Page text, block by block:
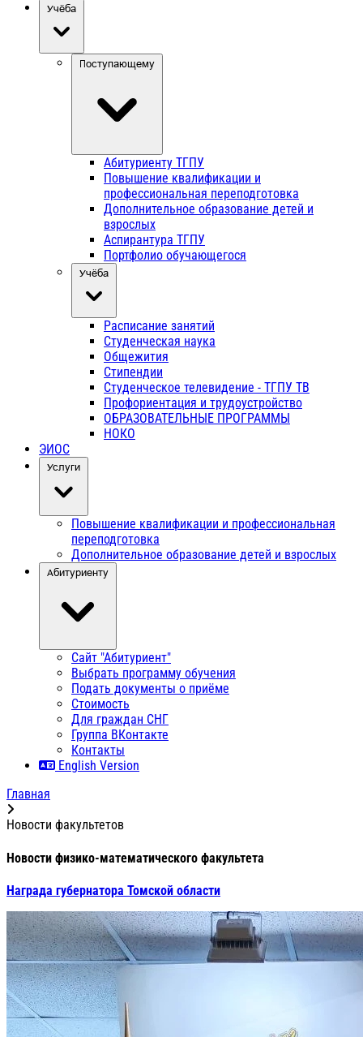
Учёба
Поступающему
Абитуриенту ТГПУ
Повышение квалификации и
профессиональная переподготовка
Дополнительное образование детей и
взрослых
Аспирантура ТГПУ
Портфолио обучающегося
Учёба
Расписание занятий
Студенческая наука
Общежития
Стипендии
Студенческое телевидение - ТГПУ ТВ
Профориентация и трудоустройство
ОБРАЗОВАТЕЛЬНЫЕ ПРОГРАММЫ
НОКО
ЭИОС
Услуги
Повышение квалификации и профессиональная
переподготовка
Дополнительное образование детей и взрослых
Абитуриенту
Сайт "Абитуриент"
Выбрать программу обучения
Подать документы о приёме
Стоимость
Для граждан СНГ
Группа ВКонтакте
Контакты
English Version
Главная
Новости факультетов
Новости физико-математического факультета
Награда губернатора Томской области